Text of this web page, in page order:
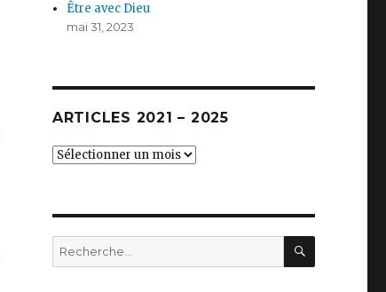
Être avec Dieu
mai 31, 2023
ARTICLES 2021 – 2025
Articles
Recherche
pour :